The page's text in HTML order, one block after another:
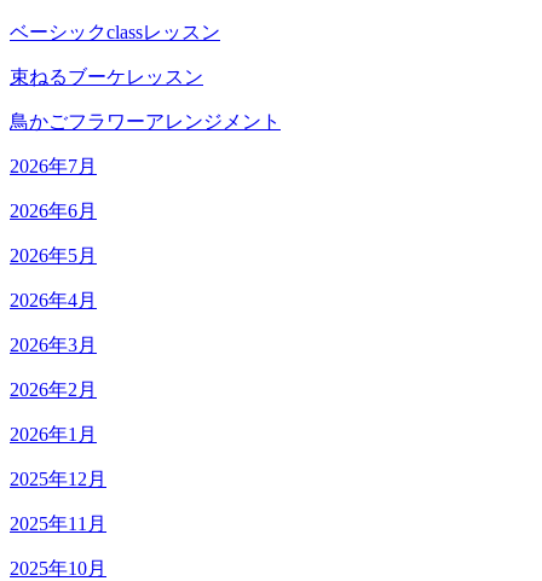
ベーシックclassレッスン
束ねるブーケレッスン
鳥かごフラワーアレンジメント
2026年7月
2026年6月
2026年5月
2026年4月
2026年3月
2026年2月
2026年1月
2025年12月
2025年11月
2025年10月